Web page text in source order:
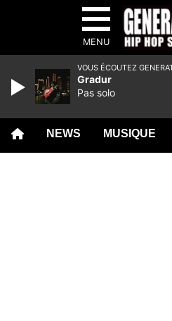
MENU
NEWS MUSIQUE
VOUS ÉCOUTEZ
Gradur
Pas solo